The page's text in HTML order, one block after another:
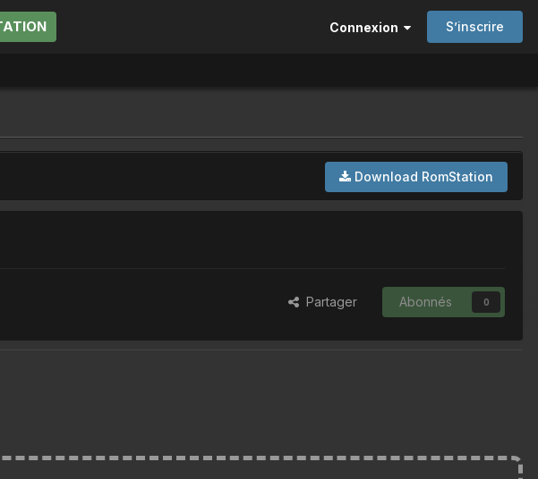
Connexion S’inscrire
Download RomStation
Partager Abonnés 0